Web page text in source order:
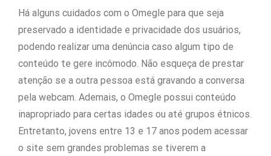
Há alguns cuidados com o Omegle para que seja
preservado a identidade e privacidade dos usuários,
podendo realizar uma denúncia caso algum tipo de
conteúdo te gere incômodo. Não esqueça de prestar
atenção se a outra pessoa está gravando a conversa
pela webcam. Ademais, o Omegle possui conteúdo
inapropriado para certas idades ou até grupos étnicos.
Entretanto, jovens entre 13 e 17 anos podem acessar
o site sem grandes problemas se tiverem a